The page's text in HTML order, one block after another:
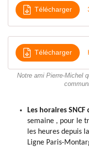
Télécharger
Télécharger
Notre ami Pierre-Michel
Les horaires
semaine , pour le
les heures depuis
Ligne Paris-